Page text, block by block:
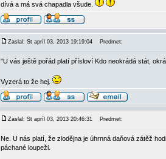
dívá a má svá chapadla všude.
Zaslal: St apríl 03, 2013 19:19:04 Predmet:
"U vás ještě pořád platí přísloví Kdo neokrádá stát,
Vyzerá to že hej.
Zaslal: St apríl 03, 2013 20:46:31 Predmet:
Ne. U nás platí, že zlodějna je úhrnná daňová zátěž
páchané loupeži.